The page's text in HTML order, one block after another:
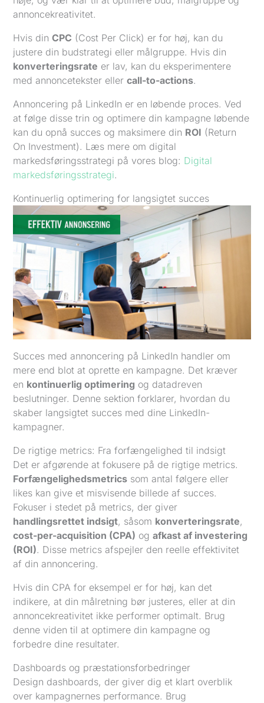
annoncekreativitet.
Hvis dinCPC (Cost Per Click) er for høj, kan du
justere din budstrategi eller målgruppe. Hvis din
konverteringsrate er lav, kan du eksperimentere
med annoncetekster ellercall-to-actions.
Annoncering på LinkedIn er en løbende proces. Ved
at følge disse trin og optimere din kampagne løbende
kan du opnå succes og maksimere din ROI (Return
On Investment). Læs mere om digital
markedsføringsstrategi på vores blog: Digital
markedsføringsstrategi.
Kontinuerlig optimering for langsigtet succes
Succes med annoncering på LinkedIn handler om
mere end blot at oprette en kampagne. Det kræver
en kontinuerlig optimering og datadreven
beslutninger. Denne sektion forklarer, hvordan du
skaber langsigtet succes med dine LinkedIn-
kampagner.
De rigtige metrics: Fra forfængelighed til indsigt
Det er afgørende at fokusere på de rigtige metrics.
Forfængelighedsmetrics som antal følgere eller
likes kan give et misvisende billede af succes.
Fokuser i stedet på metrics, der giver
handlingsrettet indsigt, såsom konverteringsrate,
cost-per-acquisition (CPA) ogafkast af investering
(ROI). Disse metrics afspejler den reelle effektivitet
af din annoncering.
Hvis din CPA for eksempel er for høj, kan det
indikere, at din målretning bør justeres, eller at din
annoncekreativitet ikke performer optimalt. Brug
denne viden til at optimere din kampagne og
forbedre dine resultater.
Dashboards og præstationsforbedringer
Design dashboards, der giver dig et klart overblik
over kampagnernes performance. Brug